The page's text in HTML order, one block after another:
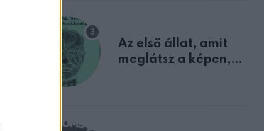
Az első állat, amit
meglátsz a képen,